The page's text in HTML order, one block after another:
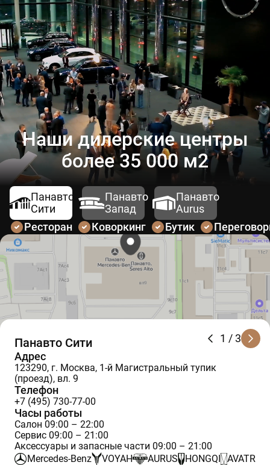
Наши дилерские центры
более 35 000 м2
Панавто
Сити
Панавто
Запад
Панавто
Aurus
Ресторан
Коворкинг Бутик
1 / 3
Панавто Сити
Адрес
123290, г. Москва, 1-й Магистральный тупик
(проезд), вл. 9
Телефон
+7 (495) 730-77-00
Часы работы
Салон 09:00 – 22:00
Сервис 09:00 – 21:00
Аксессуары и запасные части 09:00 – 21:00
Mercedes-Benz
VOYAH AURUS HONGQI
AVATR